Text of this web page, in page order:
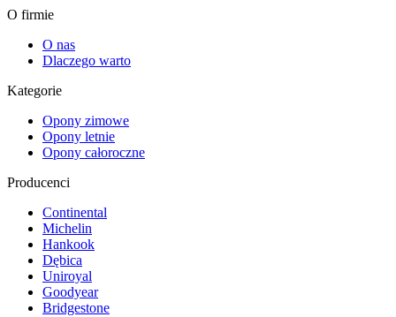
O firmie
O nas
Dlaczego warto
Kategorie
Opony zimowe
Opony letnie
Opony całoroczne
Producenci
Continental
Michelin
Hankook
Dębica
Uniroyal
Goodyear
Bridgestone